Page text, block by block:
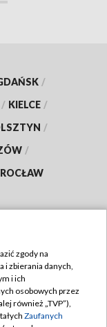
/
/ KIELCE /
/
/
zgody na
i zbierania danych,
i ich
osobowych przez
również „TVP”),
Zaufanych